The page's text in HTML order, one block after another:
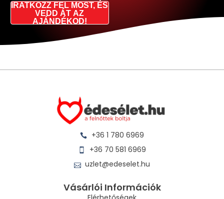
IRATKOZZ FEL MOST, ÉS
VEDD ÁT AZ
AJÁNDÉKOD!
+36 1 780 6969
+36 70 581 6969
uzlet@edeselet.hu
Vásárlói Információk